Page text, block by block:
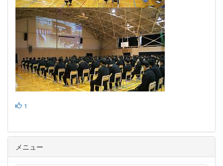
1
メニュー